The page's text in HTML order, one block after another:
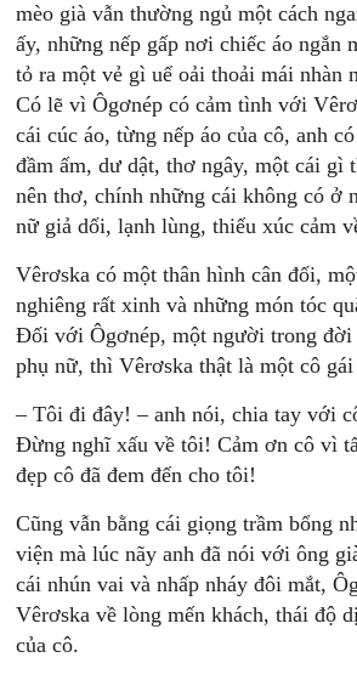
mèo già vẫn thường ngủ một cách
ấy, những nếp gấp nơi chiếc áo ngắn
tỏ ra một vẻ gì uể oải thoải mái nhàn
Có lẽ vì Ôgơnép có cảm tình với
cái cúc áo, từng nếp áo của cô, anh
đầm ấm, dư dật, thơ ngây, một cái gì
nên thơ, chính những cái không có ở
nữ giả dối, lạnh lùng, thiếu xúc cảm
Vêrơska có một thân hình cân đối,
nghiêng rất xinh và những món tóc
Đối với Ôgơnép, một người trong đời
phụ nữ, thì Vêrơska thật là một cô gái
– Tôi đi đây! – anh nói, chia tay với
Đừng nghĩ xấu về tôi! Cảm ơn cô vì
đẹp cô đã đem đến cho tôi!
Cũng vẫn bằng cái giọng trầm bổng
viện mà lúc nãy anh đã nói với ông
cái nhún vai và nhấp nháy đôi mắt,
Vêrơska về lòng mến khách, thái độ
của cô.